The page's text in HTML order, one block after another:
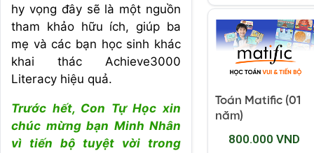
hy vọng đây sẽ là một nguồn
tham khảo hữu ích, giúp ba
mẹ và các bạn học sinh khác
khai thác Achieve3000
Literacy hiệu quả.
Trước hết, Con Tự Học xin
chúc mừng bạn Minh Nhân
vì tiến bộ tuyệt vời trong
Toán Matific (01
năm)
800.000 VND